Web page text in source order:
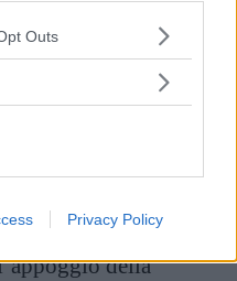
uses one or more Google
You may click to
purposes in below Google
Outs
Privacy Policy
mentre la modella
un mestiere
internazionale e
della